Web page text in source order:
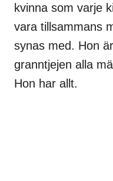
kvinna som varje
vara tillsammans
synas med. Hon
granntjejen alla
Hon har allt.